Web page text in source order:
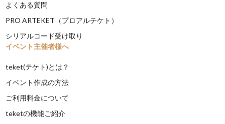
よくある質問
PRO ARTEKET（プロアルテケト）
シリアルコード受け取り
イベント主催者様へ
teket(テケト)とは？
イベント作成の方法
ご利用料金について
teketの機能ご紹介